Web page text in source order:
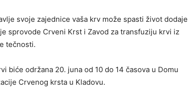
svoje zajednice vaša krv može spasti život dodaje
sprovode Crveni Krst i Zavod za transfuziju krvi iz
tečnosti.
biće održana 20. juna od 10 do 14 časova u Domu
Crvenog krsta u Kladovu.